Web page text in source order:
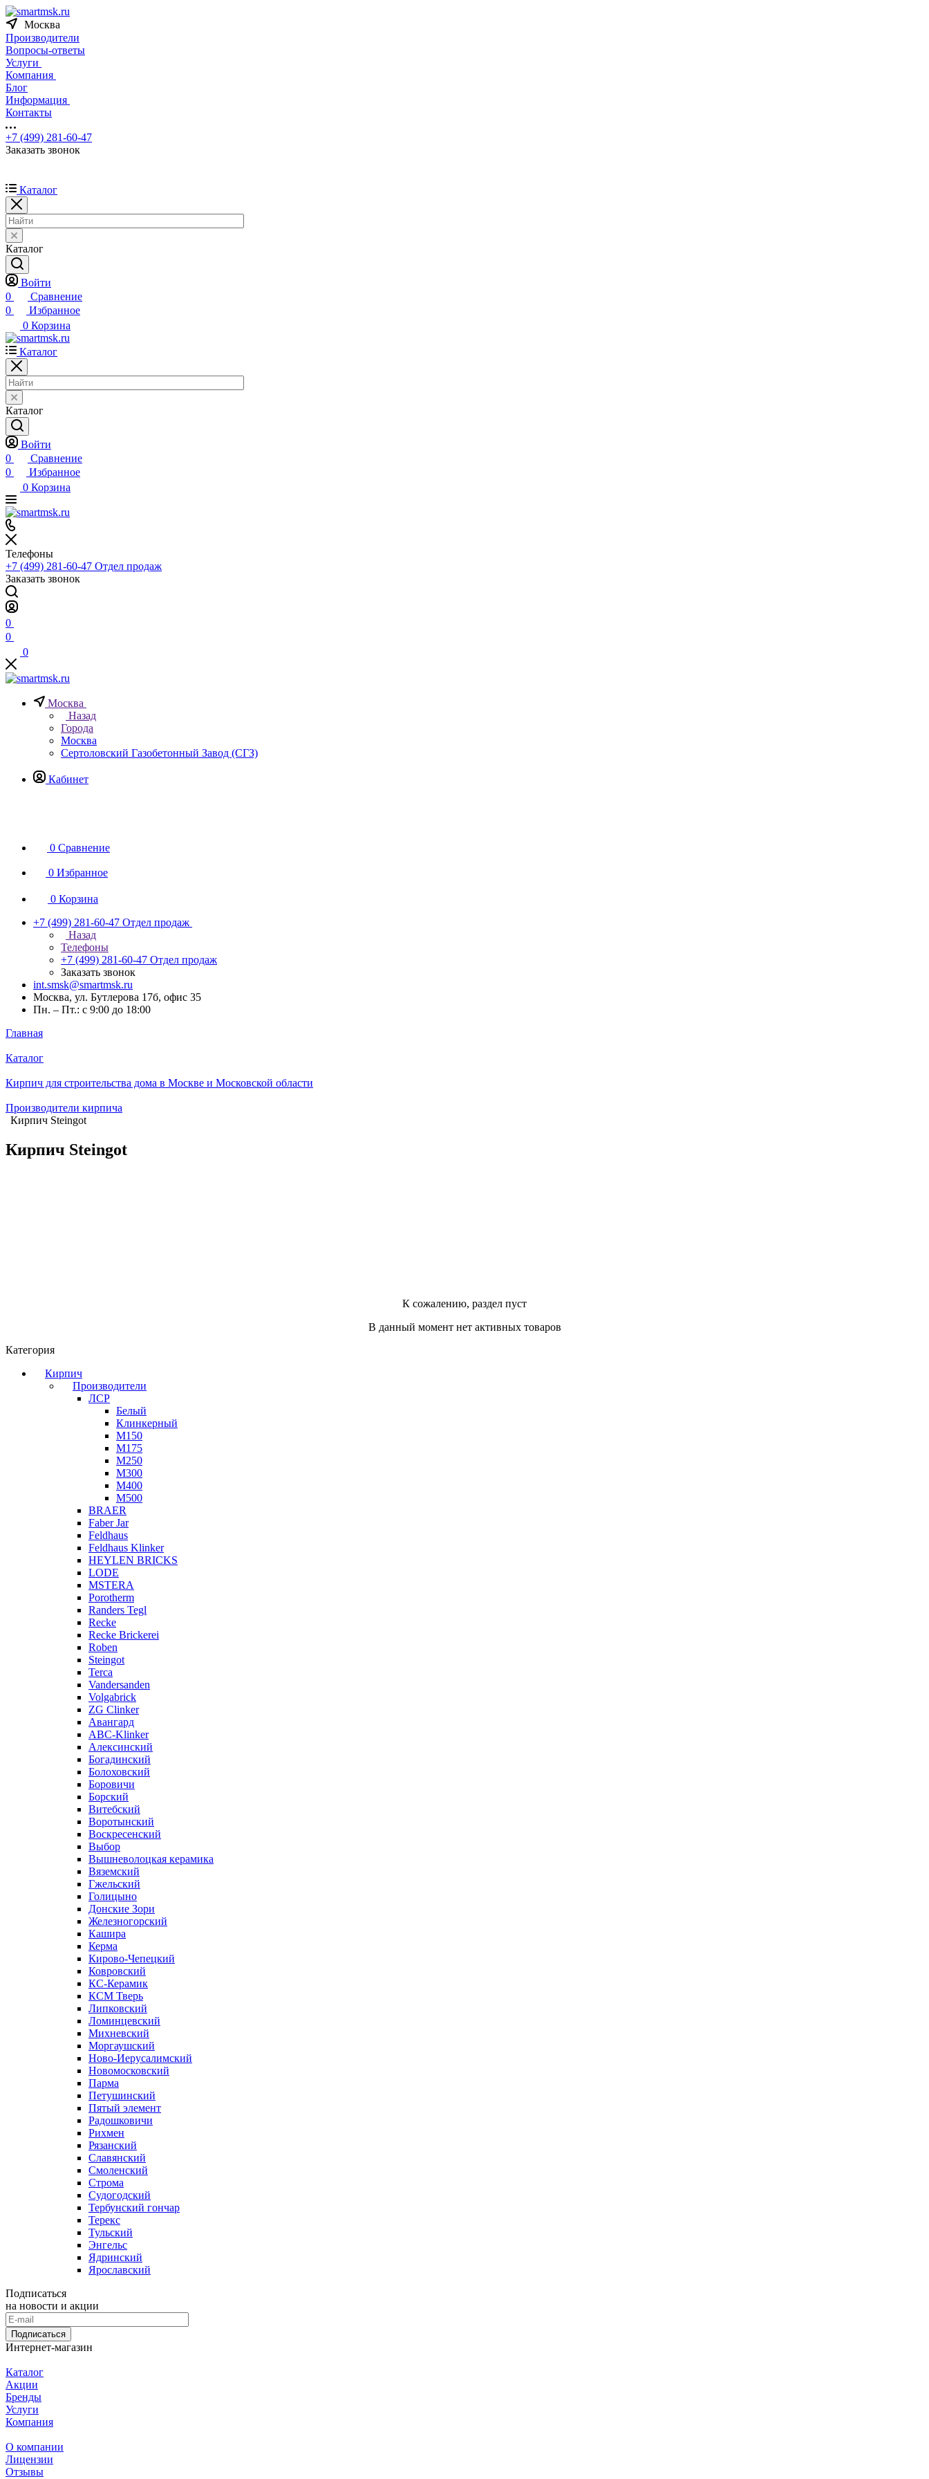
Москва
Производители
Вопросы-ответы
Услуги
Компания
Блог
Информация
Контакты
+7 (499) 281-60-47
Заказать звонок
Каталог
Каталог
Войти
0
Сравнение
0
Избранное
0 Корзина
Каталог
Каталог
Войти
0
Сравнение
0
Избранное
0 Корзина
Телефоны
+7 (499) 281-60-47 Отдел продаж
Заказать звонок
0
0
0
Москва
Назад
Города
Москва
Сертоловский Газобетонный Завод (СГЗ)
Кабинет
0 Сравнение
0 Избранное
0 Корзина
+7 (499) 281-60-47 Отдел продаж
Назад
Телефоны
+7 (499) 281-60-47 Отдел продаж
Заказать звонок
int.smsk@smartmsk.ru
Москва, ул. Бутлерова 17б, офис 35
Пн. – Пт.: с 9:00 до 18:00
Главная
Каталог
Кирпич для строительства дома в Москве и Московской области
Производители кирпича
Кирпич Steingot
Кирпич Steingot
К сожалению, раздел пуст
В данный момент нет активных товаров
Категория
Кирпич
Производители
ЛСР
Белый
Клинкерный
М150
М175
М250
М300
М400
М500
BRAER
Faber Jar
Feldhaus
Feldhaus Klinker
HEYLEN BRICKS
LODE
MSTERA
Porotherm
Randers Tegl
Recke
Recke Brickerei
Roben
Steingot
Terca
Vandersanden
Volgabrick
ZG Сlinker
Авангард
АВС-Klinker
Алексинский
Богадинский
Болоховский
Боровичи
Борский
Витебский
Воротынский
Воскресенский
Выбор
Вышневолоцкая керамика
Вяземский
Гжельский
Голицыно
Донские Зори
Железногорский
Кашира
Керма
Кирово-Чепецкий
Ковровский
КС-Керамик
КСМ Тверь
Липковский
Ломинцевский
Михневский
Моргаушский
Ново-Иерусалимский
Новомосковский
Парма
Петушинский
Пятый элемент
Радошковичи
Рихмен
Рязанский
Славянский
Смоленский
Строма
Судогодский
Тербунский гончар
Терекс
Тульский
Энгельс
Ядринский
Ярославский
Подписаться
на новости и акции
Подписаться
Интернет-магазин
Каталог
Акции
Бренды
Услуги
Компания
О компании
Лицензии
Отзывы